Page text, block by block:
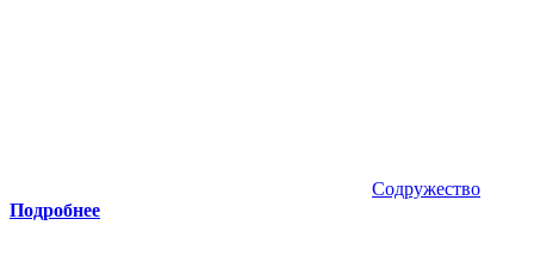
Содружество
Подробнее